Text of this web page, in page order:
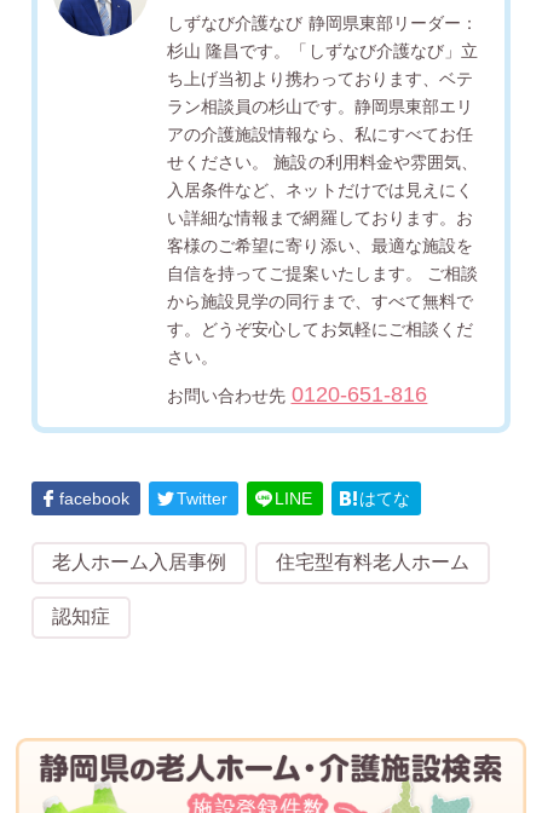
しずなび介護なび 静岡県東部リーダー：
杉山 隆昌です。「しずなび介護なび」立
ち上げ当初より携わっております、ベテ
ラン相談員の杉山です。静岡県東部エリ
アの介護施設情報なら、私にすべてお任
せください。 施設の利用料金や雰囲気、
入居条件など、ネットだけでは見えにく
い詳細な情報まで網羅しております。お
客様のご希望に寄り添い、最適な施設を
自信を持ってご提案いたします。 ご相談
から施設見学の同行まで、すべて無料で
す。どうぞ安心してお気軽にご相談くだ
さい。
お問い合わせ先 0120-651-816
facebook Twitter LINE はてな
老人ホーム入居事例 住宅型有料老人ホーム
認知症